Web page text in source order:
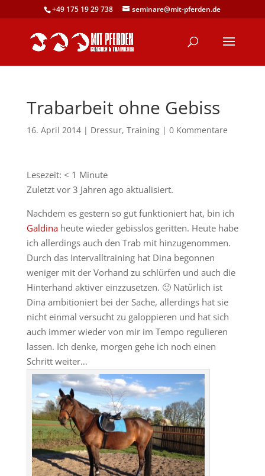
+49 175 19 29 738 seminare@mit-pferden.de
Trabarbeit ohne Gebiss
16. April 2014| Dressur, Training| 0 Kommentare
Lesezeit: < 1 Minute
Zuletzt vor 3 Jahren ago aktualisiert.
Nachdem es gestern so gut funktioniert hat, bin ich
Galdinaheute wieder gebisslos geritten. Heute habe
ich allerdings auch den Trab mit hinzugenommen.
Durch das Intervalltraining hat Dina begonnen
weniger mit der Vorhand zu schlürfen und auch die
Hinterhand aktiver einzzusetzen. 🙂 Natürlich ist
Dina ambitioniert bei der Sache, allerdings hat sie
nicht einmal versucht zu galoppieren und hat sich
auch immer wieder von mir im Tempo regulieren
lassen. Ich denke, morgen gehe ich noch einen
Schritt weiter…